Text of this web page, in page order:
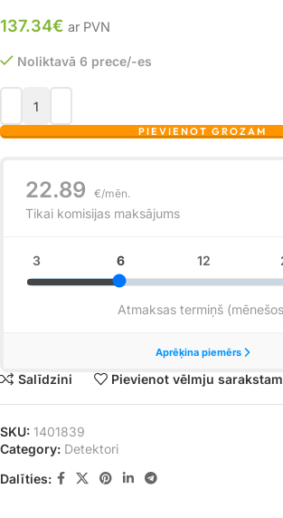
137.34€ ar PVN
Noliktavā 6 prece/-es
PIEVIENOT GROZAM
Salīdzini Pievienot vēlmju sarakstam
SKU: 1401839
Category: Detektori
Dalīties: